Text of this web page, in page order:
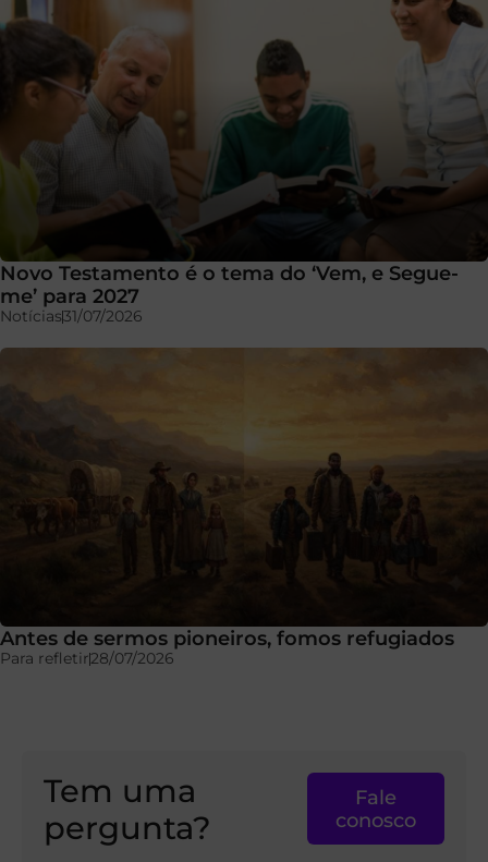
Novo Testamento é o tema do ‘Vem, e Segue-
me’ para 2027
Notícias31/07/2026
Antes de sermos pioneiros, fomos refugiados
Para refletir28/07/2026
Tem uma
pergunta?
Fale
conosco